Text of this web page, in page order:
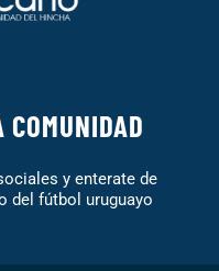
y enterate de
del fútbol uruguayo